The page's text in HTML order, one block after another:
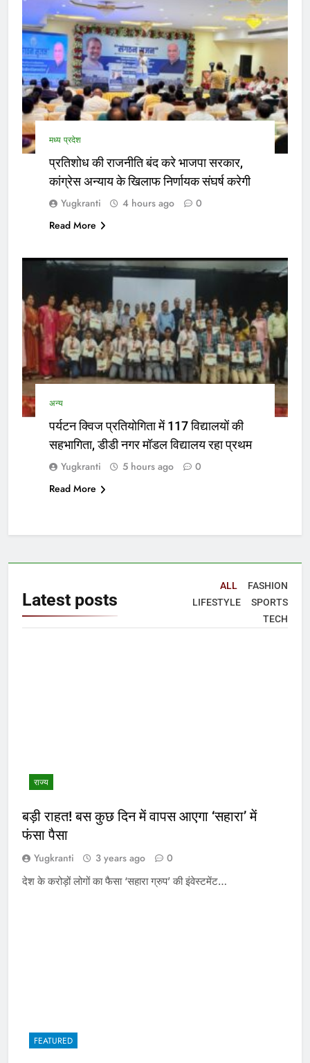
मध्य प्रदेश
प्रतिशोध की राजनीति बंद करे भाजपा सरकार,
कांग्रेस अन्याय के खिलाफ निर्णायक संघर्ष करेगी
Yugkranti 4 hours ago
0
Read More
अन्य
पर्यटन क्विज प्रतियोगिता में 117 विद्यालयों की
सहभागिता, डीडी नगर मॉडल विद्यालय रहा प्रथम
Yugkranti 5 hours ago
0
Read More
Latest posts
ALL
FASHION
LIFESTYLE
SPORTS
TECH
राज्य
बड़ी राहत! बस कुछ दिन में वापस आएगा ‘सहारा’ में
फंसा पैसा
Yugkranti 3 years ago 0
देश के करोड़ों लोगों का फैसा ‘सहारा ग्रुप’ की इंवेस्टमेंट…
FEATURED